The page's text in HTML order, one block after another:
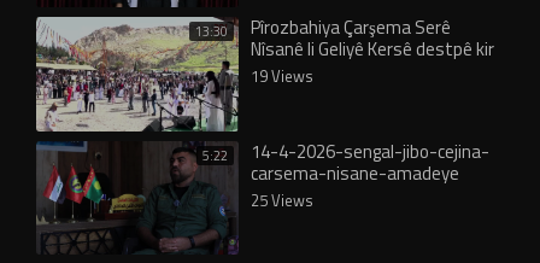
13:30 Pîrozbahiya Çarşema Serê
Nîsanê li Geliyê Kersê destpê kir
19 Views
5:22 14-4-2026-sengal-jibo-cejina-
carsema-nisane-amadeye
25 Views